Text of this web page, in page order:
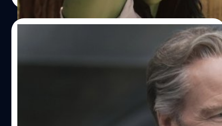
อาลัย ‘William Hurt’ นักแสดงเจ้าของรางวัล
ออสการ์ ผู้รับบทนายพลรอสจาก MCU เสีย
ห้ทางสื่อมวลชนว่า ‘วิลเลียม เฮิร์ต’ พ่อผู้เป็นที่รักและนักแสดง
เจ้าของรางวัลออสการ์ได้เสียชีวิตแล้วเมื่อวันที่ 13 มีนาคม
2022 โดยเป็นเวลาเพียงหนึ่งสัปดาห์ก่อนครบรอบวันเกิดในวัย